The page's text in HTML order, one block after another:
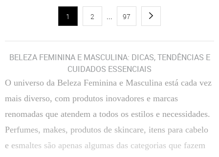
1 2 ... 97
BELEZA FEMININA E MASCULINA: DICAS, TENDÊNCIAS E
CUIDADOS ESSENCIAIS
O universo da Beleza Feminina e Masculina está cada vez
mais diverso, com produtos inovadores e marcas
renomadas que atendem a todos os estilos e necessidades.
Perfumes, makes, produtos de skincare, itens para cabelo
e esmaltes são apenas algumas das categorias que fazem